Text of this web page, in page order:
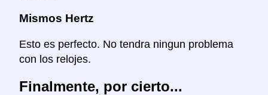
Mismos Hertz
Esto es perfecto. No tendra ningun problema
con los relojes.
Finalmente, por cierto...